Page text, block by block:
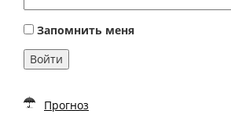
Запомнить меня
Войти
Прогноз